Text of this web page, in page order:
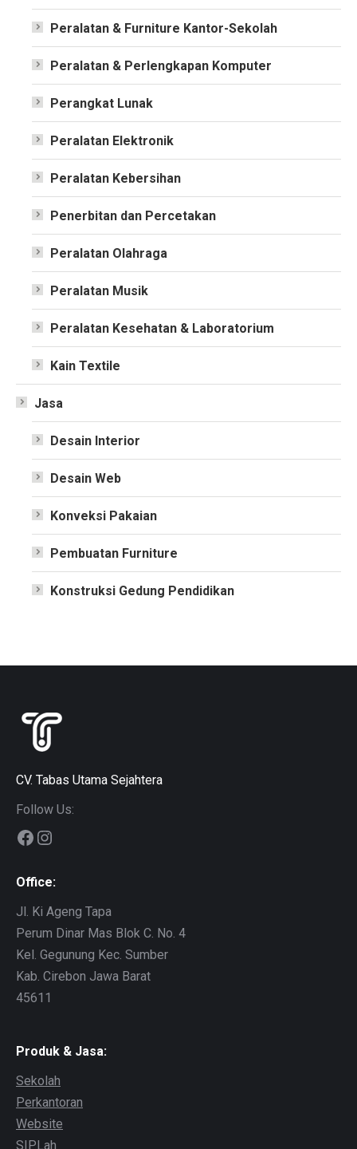
Peralatan & Furniture Kantor-Sekolah
Peralatan & Perlengkapan Komputer
Perangkat Lunak
Peralatan Elektronik
Peralatan Kebersihan
Penerbitan dan Percetakan
Peralatan Olahraga
Peralatan Musik
Peralatan Kesehatan & Laboratorium
Kain Textile
Jasa
Desain Interior
Desain Web
Konveksi Pakaian
Pembuatan Furniture
Konstruksi Gedung Pendidikan
CV. Tabas Utama Sejahtera
Follow Us:
Facebook
Instagram
Office:
Jl. Ki Ageng Tapa
Perum Dinar Mas Blok C. No. 4
Kel. Gegunung Kec. Sumber
Kab. Cirebon Jawa Barat
45611
Produk & Jasa:
Sekolah
Perkantoran
Website
SIPLah